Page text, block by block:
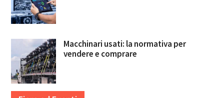
Macchinari usati: la normativa per
vendere e comprare